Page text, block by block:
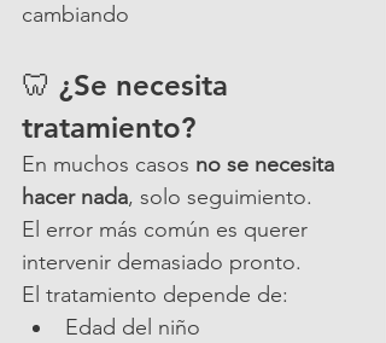
cambiando
🦷 ¿Se necesita
tratamiento?
En muchos casos no se necesita
hacer nada, solo seguimiento.
El error más común es querer
intervenir demasiado pronto.
El tratamiento depende de:
Edad del niño